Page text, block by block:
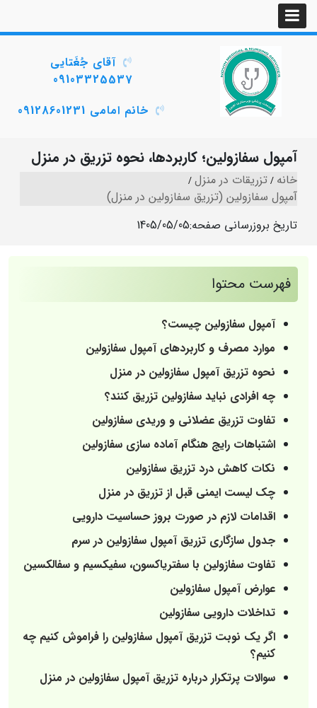
آقای جُغَتایی
09103325537
خانم امامی 09128601231
آمپول سفازولین؛ کاربردها، نحوه تزریق در منزل
خانه تزریقات در منزل
آمپول سفازولین (تزریق سفازولین در منزل)
تاریخ بروزرسانی صفحه:1405/05/05
فهرست محتوا
آمپول سفازولین چیست؟
موارد مصرف و کاربردهای آمپول سفازولین
نحوه تزریق آمپول سفازولین در منزل
چه افرادی نباید سفازولین تزریق کنند؟
تفاوت تزریق عضلانی و وریدی سفازولین
اشتباهات رایج هنگام آماده‌ سازی سفازولین
نکات کاهش درد تزریق سفازولین
چک‌ لیست ایمنی قبل از تزریق در منزل
اقدامات لازم در صورت بروز حساسیت دارویی
جدول سازگاری تزریق آمپول سفازولین در سرم
تفاوت سفازولین با سفتریاکسون، سفیکسیم و سفالکسین
عوارض آمپول سفازولین
تداخلات دارویی سفازولین
اگر یک نوبت تزریق آمپول سفازولین را فراموش کنیم چه
کنیم؟
سوالات پرتکرار درباره تزریق آمپول سفازولین در منزل